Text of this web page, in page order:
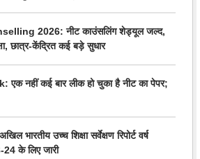
2026: नीट काउंसलिंग शेड्यूल जल्द,
छात्र-केंद्रित कई बड़े सुधार
नहीं कई बार लीक हो चुका है नीट का पेपर;
भारतीय उच्च शिक्षा सर्वेक्षण रिपोर्ट वर्ष
के लिए जारी